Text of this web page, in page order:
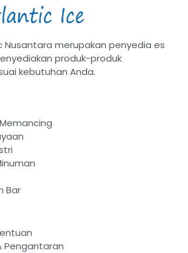
Nusantara merupakan penyedia es
produk-produk
kebutuhan Anda.
Bar
Pengantaran